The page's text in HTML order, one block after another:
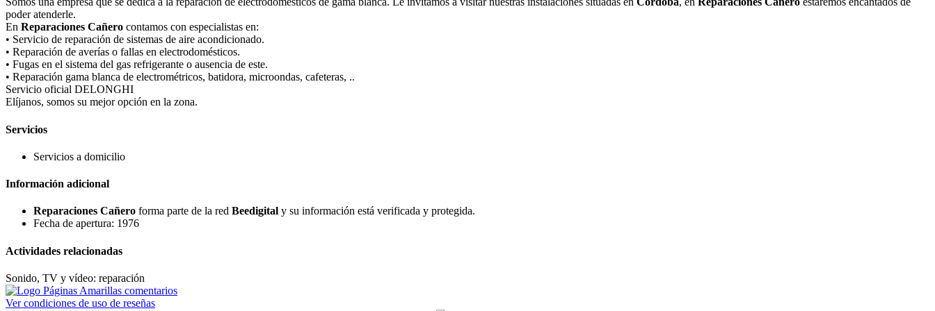
poder atenderle.
En Reparaciones Cañero contamos con especialistas en:
• Servicio de reparación de sistemas de aire acondicionado.
• Reparación de averías o fallas en electrodomésticos.
• Fugas en el sistema del gas refrigerante o ausencia de este.
• Reparación gama blanca de electrométricos, batidora, microondas, cafeteras, ..
Servicio oficial DELONGHI
Elíjanos, somos su mejor opción en la zona.
Servicios
Servicios a domicilio
Información adicional
Reparaciones Cañero forma parte de la red Beedigital y su información está verificada y protegida.
Fecha de apertura: 1976
Actividades relacionadas
Sonido, TV y vídeo: reparación
Ver condiciones de uso de reseñas